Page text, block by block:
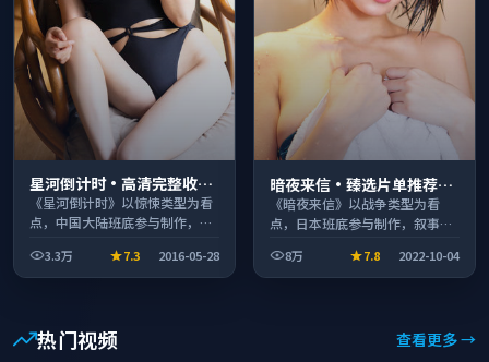
星河倒计时·高清完整收录
适合周末一口气刷完
《星河倒计时》以惊悚类型为看
点，中国大陆班底参与制作，叙
段观看。
3.3万 7.3 2016-05-28
暗夜来信·臻选片单推荐画
质清晰观看流畅
《暗夜来信》以战争类型为看
点，日本班底参与制作，叙事完
看。8万 7.8 2022-10-04
热门视频 查看更多 →